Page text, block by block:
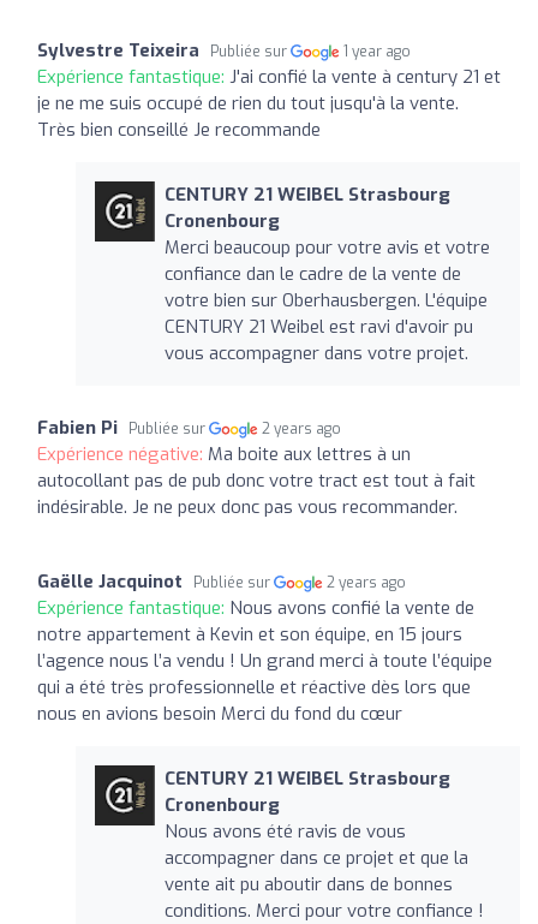
Sylvestre Teixeira Publiée sur 1 year ago
Expérience fantastique: J'ai confié la vente à century 21 et
je ne me suis occupé de rien du tout jusqu'à la vente.
Très bien conseillé Je recommande
CENTURY 21 WEIBEL Strasbourg
Cronenbourg
Merci beaucoup pour votre avis et votre
confiance dan le cadre de la vente de
votre bien sur Oberhausbergen. L'équipe
CENTURY 21 Weibel est ravi d'avoir pu
vous accompagner dans votre projet.
Fabien Pi Publiée sur 2 years ago
Expérience négative: Ma boite aux lettres à un
autocollant pas de pub donc votre tract est tout à fait
indésirable. Je ne peux donc pas vous recommander.
Gaëlle Jacquinot Publiée sur 2 years ago
Expérience fantastique: Nous avons confié la vente de
notre appartement à Kevin et son équipe, en 15 jours
l’agence nous l’a vendu ! Un grand merci à toute l’équipe
qui a été très professionnelle et réactive dès lors que
nous en avions besoin Merci du fond du cœur
CENTURY 21 WEIBEL Strasbourg
Cronenbourg
Nous avons été ravis de vous
accompagner dans ce projet et que la
vente ait pu aboutir dans de bonnes
conditions. Merci pour votre confiance !